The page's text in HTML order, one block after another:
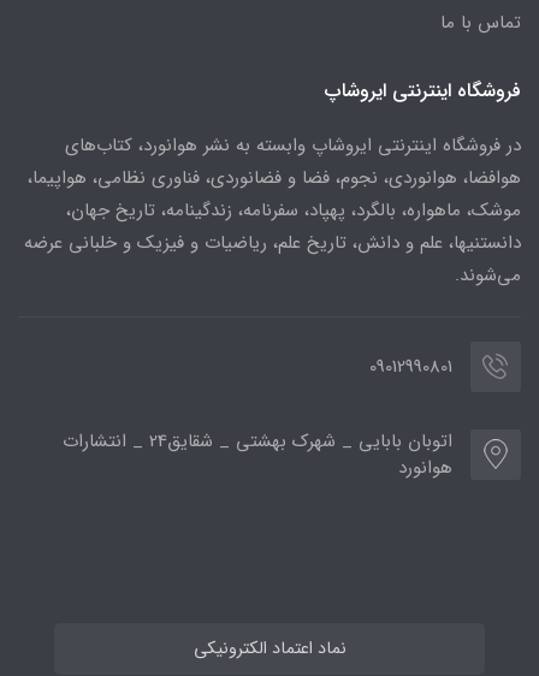
تماس با ما
فروشگاه اینترنتی ایروشاپ
در فروشگاه اینترنتی ایروشاپ وابسته به نشر هوانورد، کتاب‌های
هوافضا، هوانوردی، نجوم، فضا و فضانوردی، فناوری نظامی، هواپیما،
موشک، ماهواره، بالگرد، پهپاد، سفرنامه، زندگینامه، تاریخ جهان،
دانستنیها، علم و دانش، تاریخ علم، ریاضیات و فیزیک و خلبانی عرضه
می‌شوند.
09012990801
اتوبان بابایی _ شهرک بهشتی _ شقایق24 _ انتشارات
هوانورد
نماد اعتماد الکترونیکی